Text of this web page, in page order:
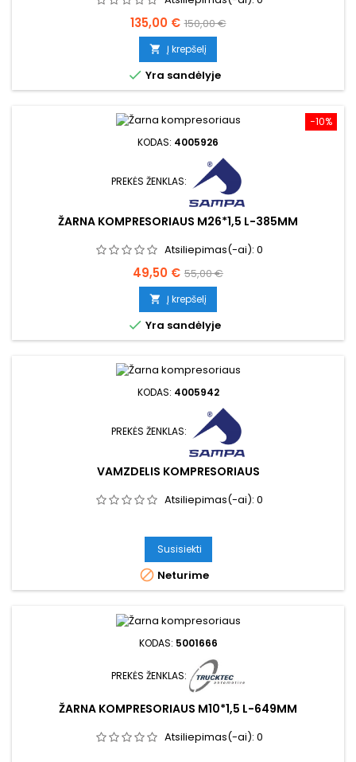
Kaina
135,00 € Bazinė
kaina
150,00 €
 Į krepšelį
 Yra sandėlyje
−10%
KODAS: 4005926
PREKĖS ŽENKLAS:
ŽARNA KOMPRESORIAUS M26*1,5 L-385MM
Atsiliepimas(-ai): 0
Kaina
49,50 € Bazinė
kaina
55,00 €
 Į krepšelį
 Yra sandėlyje
KODAS: 4005942
PREKĖS ŽENKLAS:
VAMZDELIS KOMPRESORIAUS
Atsiliepimas(-ai): 0
Susisiekti
 Neturime
KODAS: 5001666
PREKĖS ŽENKLAS:
ŽARNA KOMPRESORIAUS M10*1,5 L-649MM
Atsiliepimas(-ai): 0